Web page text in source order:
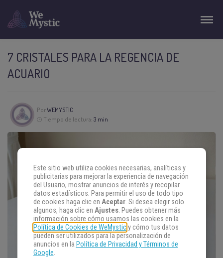
7 CRISTALES PARA LA REGENCIA DE
ACUARIO
PorWEMYSTIC
Tiempo de lectura: 3 min
Este sitio web utiliza cookies necesarias, analíticas y
publicitarias para mejorar la experiencia de navegación
del Usuario, mostrar anuncios de interés y recopilar
datos estadísticos. Para permitir el uso de todo tipo
de cookies haga clic en Aceptar. Si desea elegir solo
algunos, haga clic en Ajustes. Puedes obtener más
información sobre cómo usamos las cookies en la
Política de Cookies de WeMysticy cómo tus datos
pueden ser utilizados para la personalización de
anuncios en la Política de Privacidad y Términos de
Google.